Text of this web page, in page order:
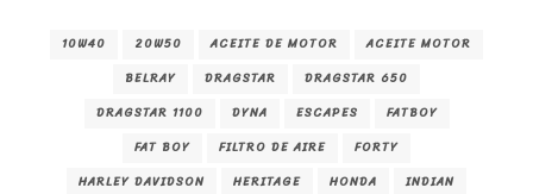
10W40 20W50 ACEITE DE MOTOR
ACEITE MOTOR
BELRAY
DRAGSTAR
DRAGSTAR 650
DRAGSTAR 1100
DYNA ESCAPES
FATBOY
FAT BOY
FILTRO DE AIRE
FORTY
HARLEY DAVIDSON
HERITAGE HONDA
INDIAN